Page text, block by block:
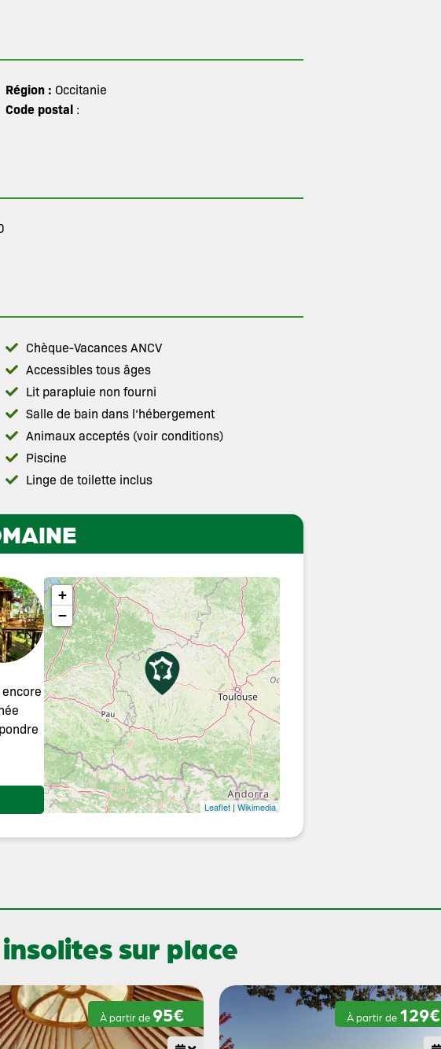
Région : Occitanie
Code postal:
Chèque-Vacances ANCV
Accessibles tous âges
Lit parapluie non fourni
Salle de bain dans l‘hébergement
Animaux acceptés (voir conditions)
Piscine
Linge de toilette inclus
encore
+
−
Leaflet | Wikimedia
sur place
À partir de 95€ À partir de 129€